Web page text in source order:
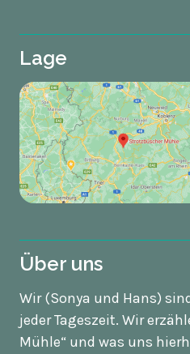
Lage
Über uns
Wir (Sonya und Hans)
jeder Tageszeit. Wir
Mühle“ und was uns